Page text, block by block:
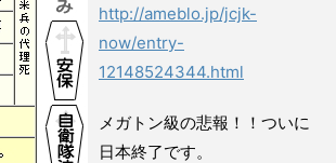
http://ameblo.jp/jcjk-
now/entry-
12148524344.html
メガトン級の悲報！！ついに
日本終了です。